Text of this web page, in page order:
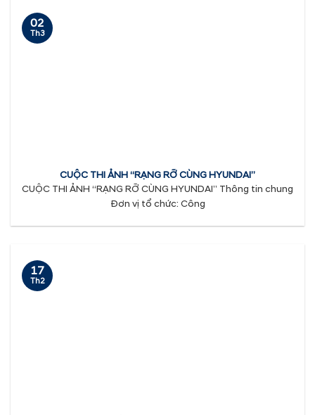
CUỘC THI ẢNH “RẠNG RỠ CÙNG HYUNDAI”
CUỘC THI ẢNH “RẠNG RỠ CÙNG HYUNDAI” Thông tin chung
Đơn vị tổ chức: Công
02
Th3
17
Th2